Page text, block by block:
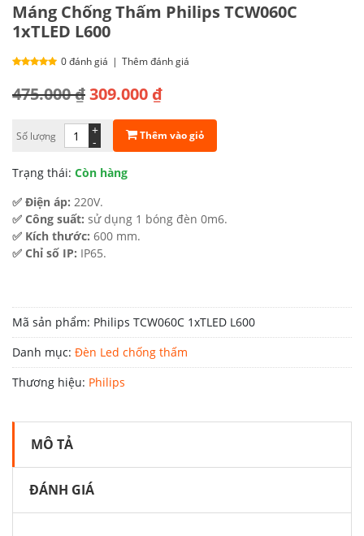
Máng Chống Thấm Philips TCW060C
1xTLED L600
0 đánh giá | Thêm đánh giá
475.000₫
Giá
là:
475.000 ₫.
309.000 ₫
Giá
tại
là:
309.000 ₫.
Số lượng -
+ Thêm vào giỏ
Trạng thái: Còn hàng
✅ Điện áp: 220V.
✅ Công suất: sử dụng 1 bóng đèn 0m6.
✅ Kích thước: 600 mm.
✅ Chỉ số IP: IP65.
Mã sản phẩm: Philips TCW060C 1xTLED L600
Danh mục: Đèn Led chống thấm
Thương hiệu: Philips
MÔ TẢ
ĐÁNH GIÁ